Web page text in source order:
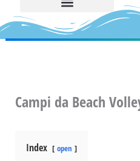
Campi da Beach
Index open